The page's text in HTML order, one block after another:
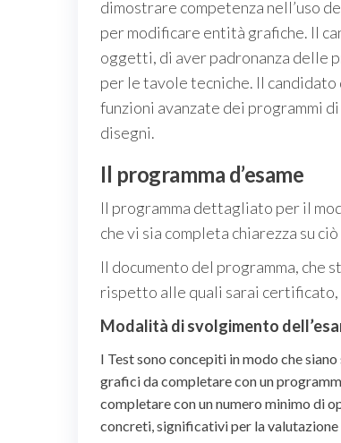
dimostrare competenza nell’uso
per modificare entità grafiche. Il
oggetti, di aver padronanza delle
per le tavole tecniche. Il candidato
funzioni avanzate dei programmi
disegni.
Il programma d’esame
Il programma dettagliato per il
che vi sia completa chiarezza su
Il documento del programma, che
rispetto alle quali sarai certificato,
Modalità di svolgimento
I Test sono concepiti in modo che
grafici da completare con un
completare con un numero minimo di
concreti, significativi per la